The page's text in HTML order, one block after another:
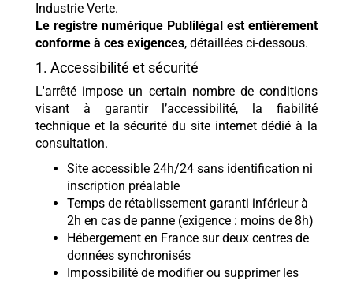
Industrie Verte.
Le registre numérique Publilégal est entièrement
conforme à ces exigences, détaillées ci-dessous.
1. Accessibilité et sécurité
L'arrêté impose un certain nombre de conditions
visant à garantir l’accessibilité, la fiabilité
technique et la sécurité du site internet dédié à la
consultation.
Site accessible 24h/24 sans identification ni
inscription préalable
Temps de rétablissement garanti inférieur à
2h en cas de panne (exigence : moins de 8h)
Hébergement en France sur deux centres de
données synchronisés
Impossibilité de modifier ou supprimer les